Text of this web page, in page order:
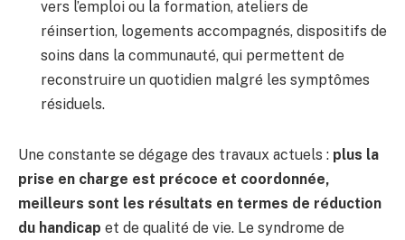
vers l’emploi ou la formation, ateliers de
réinsertion, logements accompagnés, dispositifs de
soins dans la communauté, qui permettent de
reconstruire un quotidien malgré les symptômes
résiduels.
Une constante se dégage des travaux actuels : plus la
prise en charge est précoce et coordonnée,
meilleurs sont les résultats en termes de réduction
du handicap et de qualité de vie. Le syndrome de